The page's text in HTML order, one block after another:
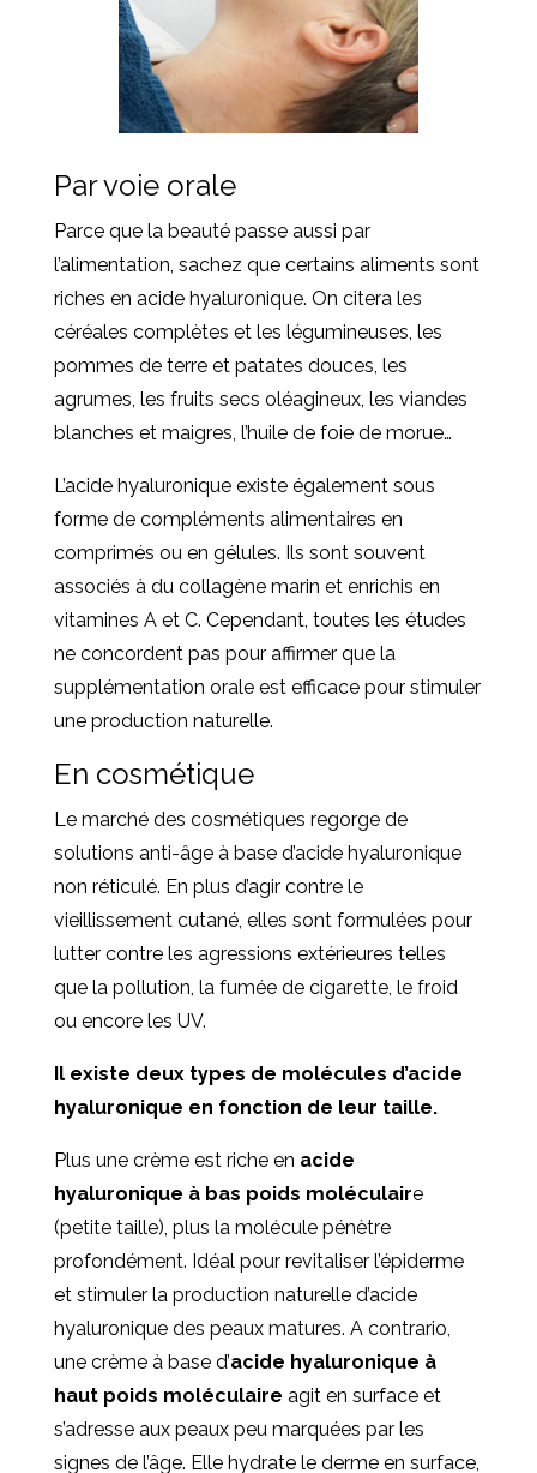
Par voie orale
Parce que la beauté passe aussi par
l’alimentation, sachez que certains aliments sont
riches en acide hyaluronique. On citera les
céréales complètes et les légumineuses, les
pommes de terre et patates douces, les
agrumes, les fruits secs oléagineux, les viandes
blanches et maigres, l’huile de foie de morue…
L’acide hyaluronique existe également sous
forme de compléments alimentaires en
comprimés ou en gélules. Ils sont souvent
associés à du collagène marin et enrichis en
vitamines A et C. Cependant, toutes les études
ne concordent pas pour affirmer que la
supplémentation orale est efficace pour stimuler
une production naturelle.
En cosmétique
Le marché des cosmétiques regorge de
solutions anti-âge à base d’acide hyaluronique
non réticulé. En plus d’agir contre le
vieillissement cutané, elles sont formulées pour
lutter contre les agressions extérieures telles
que la pollution, la fumée de cigarette, le froid
ou encore les UV.
Il existe deux types de molécules d’acide
hyaluronique en fonction de leur taille.
Plus une crème est riche en acide
hyaluronique à bas poids moléculaire
(petite taille), plus la molécule pénètre
profondément. Idéal pour revitaliser l’épiderme
et stimuler la production naturelle d’acide
hyaluronique des peaux matures. A contrario,
une crème à base d’acide hyaluronique à
haut poids moléculaire agit en surface et
s’adresse aux peaux peu marquées par les
signes de l’âge. Elle hydrate le derme en surface,